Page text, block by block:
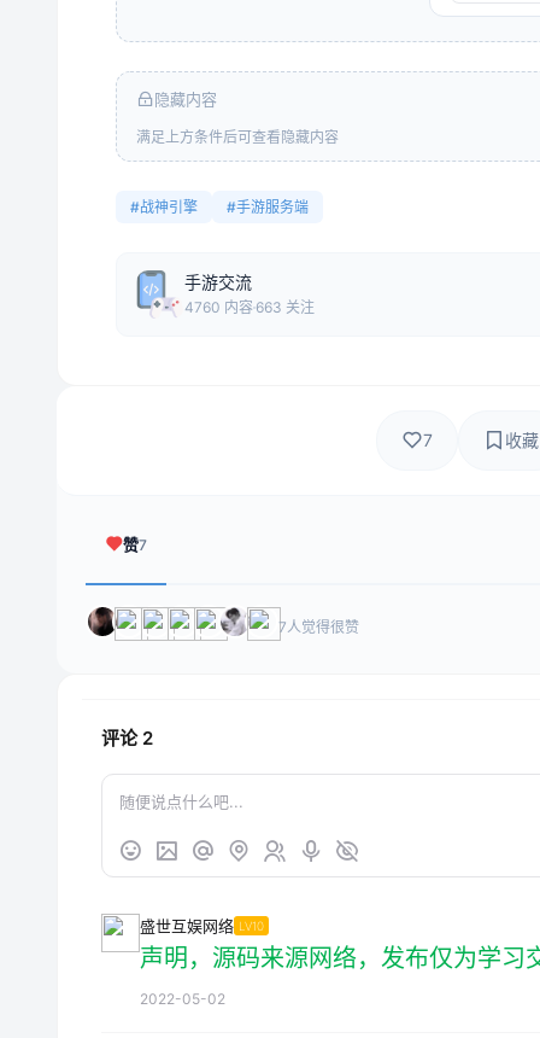
隐藏内容
满足上方条件后可查看隐藏内容
#战神引擎 #手游服务端
手游交流
4760 内容 663 关注
7 收藏
赞7
7人觉得很赞
评论 2
盛世互娱网络 LV10
声明，源码来源网络，发布仅为学
2022-05-02